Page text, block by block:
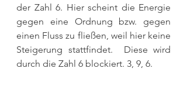
der Zahl 6. Hier scheint die Energie
gegen eine Ordnung bzw. gegen
einen Fluss zu fließen, weil hier keine
Steigerung stattfindet.  Diese wird
durch die Zahl 6 blockiert. 3, 9, 6.